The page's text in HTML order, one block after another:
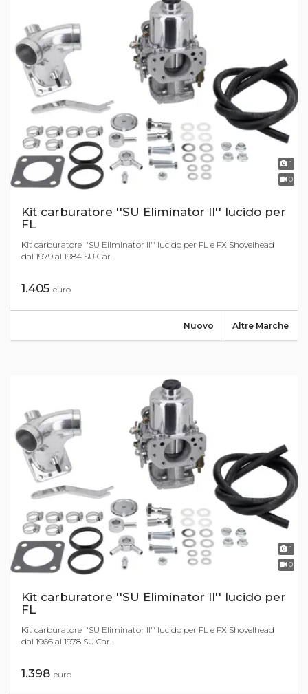
1
0
Kit carburatore ''SU Eliminator II'' lucido per
FL
Kit carburatore ''SU Eliminator II'' lucido per FL e FX Shovelhead
dal 1979 al 1984 SU Car...
1.405 euro
Altre Marche
Nuovo
1
0
Kit carburatore ''SU Eliminator II'' lucido per
FL
Kit carburatore ''SU Eliminator II'' lucido per FL e FX Shovelhead
dal 1966 al 1978 SU Car...
1.398 euro